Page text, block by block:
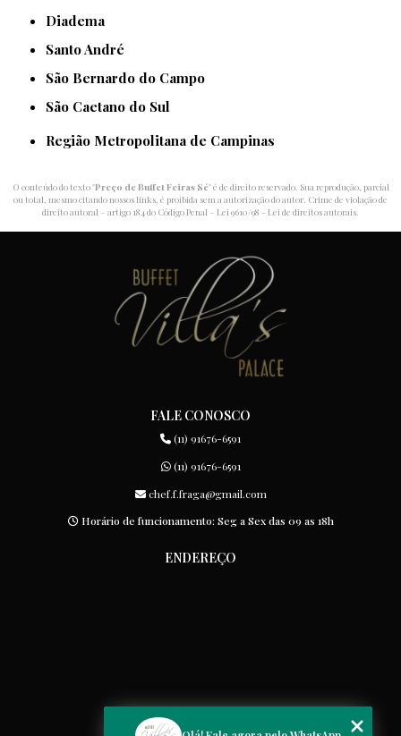
Diadema
Santo André
São Bernardo do Campo
São Caetano do Sul
Região Metropolitana de Campinas
O conteúdo do texto "Preço de Buffet Feiras Sé" é de direito reservado. Sua reprodução, parcial
ou total, mesmo citando nossos links, é proibida sem a autorização do autor. Crime de violação de
direito autoral – artigo 184 do Código Penal – Lei 9610/98 - Lei de direitos autorais.
FALE CONOSCO
(11) 91676-6591
(11) 91676-6591
chef.f.fraga@gmail.com
Horário de funcionamento: Seg a Sex das 09 as 18h
ENDEREÇO